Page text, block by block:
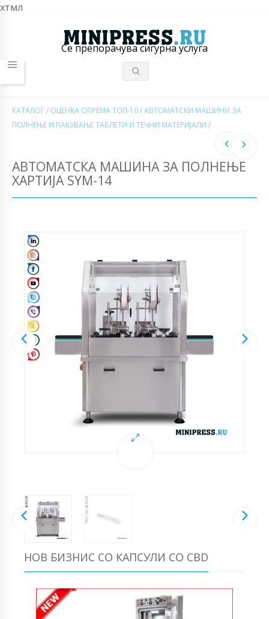
хтмл
Се препорачува сигурна услуга
КАТАЛОГ/ ОЦЕНКА ОПРЕМА ТОП-10/АВТОМАТСКИ МАШИНИ ЗА
ПОЛНЕЊЕ И ПАКУВАЊЕ ТАБЛЕТИ И ТЕЧНИ МАТЕРИЈАЛИ /
АВТОМАТСКА МАШИНА ЗА ПОЛНЕЊЕ
ХАРТИЈА SYM-14
НОВ БИЗНИС СО КАПСУЛИ СО CBD